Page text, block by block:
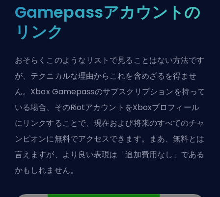
Gamepassアカウントの
リンク
おそらくこのようなリストで見ることはない方法です
が、テクニカルな理由からこれを含めざるを得ませ
ん。Xbox Gamepassのサブスクリプションを持って
いる場合、そのRiotアカウントをXboxプロフィール
にリンクすることで、現在および将来のすべてのチャ
ンピオンに無料でアクセスできます。まあ、無料とは
言えますが、より良い表現は「追加費用なし」である
かもしれません。